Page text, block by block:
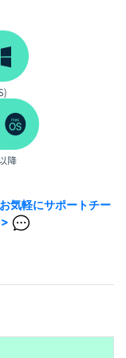
お気軽にサポートチー